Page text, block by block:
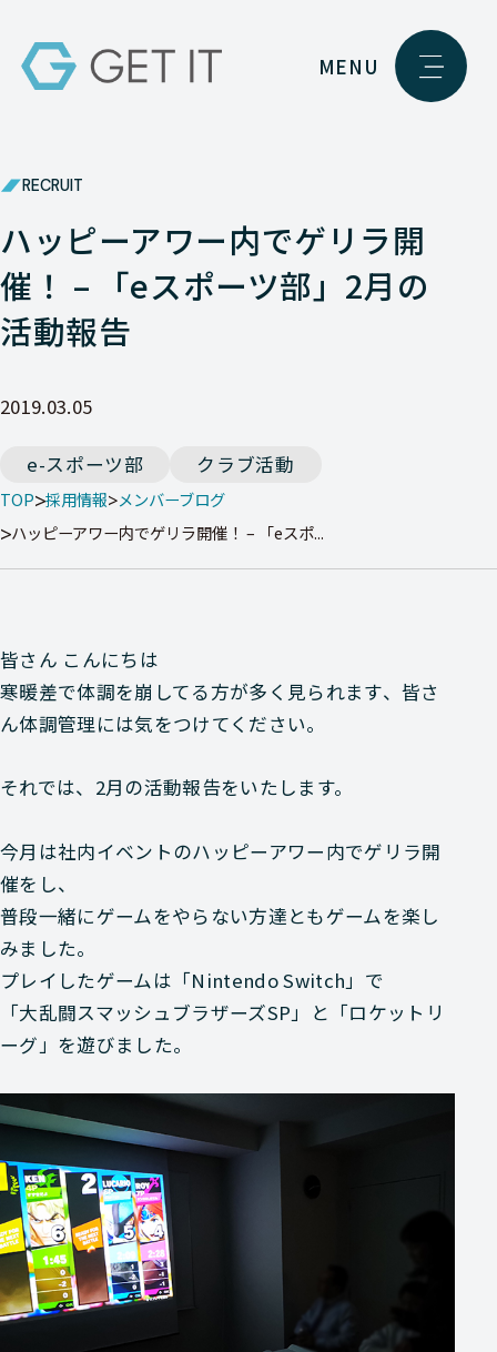
MENU
RECRUIT
ハッピーアワー内でゲリラ開
催！ – 「eスポーツ部」2月の
活動報告
2019.03.05
e-スポーツ部 クラブ活動
TOP 採用情報 メンバーブログ
ハッピーアワー内でゲリラ開催！ – 「eスポ...
皆さん こんにちは
寒暖差で体調を崩してる方が多く見られます、皆さ
ん体調管理には気をつけてください。
それでは、2月の活動報告をいたします。
今月は社内イベントのハッピーアワー内でゲリラ開
催をし、
普段一緒にゲームをやらない方達ともゲームを楽し
みました。
プレイしたゲームは 「Nintendo Switch」 で
「大乱闘スマッシュブラザーズSP」
と 「ロケットリ
ーグ」 を遊びました。